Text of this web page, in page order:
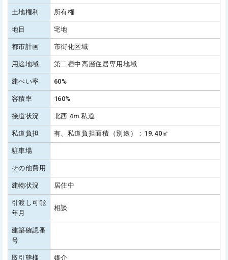
土地権利 所有権
地目 宅地
都市計画 市街化区域
用途地域 第二種中高層住居専用地域
建ぺい率 60%
容積率 160%
接道状況 北西 4m 私道
私道負担 有、私道負担面積（別途）：19.40㎡
駐車場
その他費用
建物状況 居住中
引渡し可能
年月
相談
建築確認番
号
取引態様 媒介